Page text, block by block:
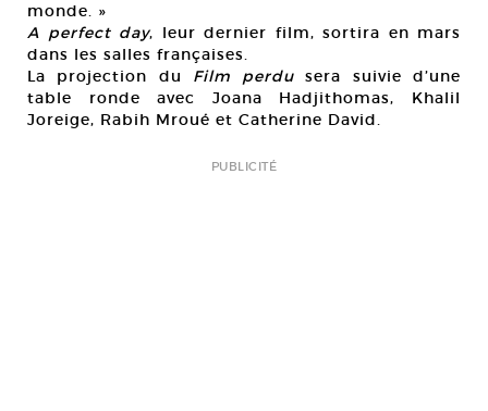
monde. »
A perfect day, leur dernier film, sortira en mars
dans les salles françaises.
La projection du Film perdu sera suivie d’une
table ronde avec Joana Hadjithomas, Khalil
Joreige, Rabih Mroué et Catherine David.
PUBLICITÉ